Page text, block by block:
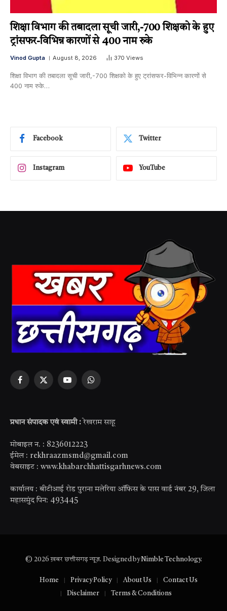
शिक्षा विभाग की तबादला सूची जारी,-700 शिक्षको के हुए
ट्रांसफर-विभिन्न कारणों से 400 नाम रुके
Vinod Gupta August 8, 2026 370 Views
शिक्षा विभाग की तबादला सूची जारी,-700 शिक्षको के हुए ट्रांसफर-विभिन्न कारणों से
400 नाम रुके…
Facebook Twitter
Instagram YouTube
Facebook
X
YouTubeWhatsApp
प्रधान संपादक एवं स्वामी : रेखराम साहू
मोबाइल न. : 8236012223
ईमेल : rekhraazmsmd@gmail.com
वेबसाइट : www.khabarchhattisgarhnews.com
कार्यालय : बीटीआई रोड पुराना मलेरिया ऑफिस के पास वार्ड नंबर 29, जिला
महासमुंद पिन: 493445
© 2026 ख़बर छत्तीसगढ़ न्यूज़. Designed byNimble Technology.
Home Privacy Policy About Us
Contact Us
Disclaimer
Terms & Conditions